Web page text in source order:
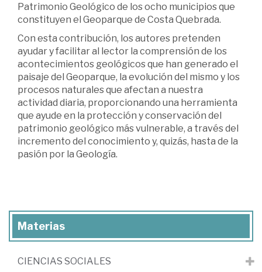
Patrimonio Geológico de los ocho municipios que
constituyen el Geoparque de Costa Quebrada.
Con esta contribución, los autores pretenden
ayudar y facilitar al lector la comprensión de los
acontecimientos geológicos que han generado el
paisaje del Geoparque, la evolución del mismo y los
procesos naturales que afectan a nuestra
actividad diaria, proporcionando una herramienta
que ayude en la protección y conservación del
patrimonio geológico más vulnerable, a través del
incremento del conocimiento y, quizás, hasta de la
pasión por la Geología.
Materias
CIENCIAS SOCIALES